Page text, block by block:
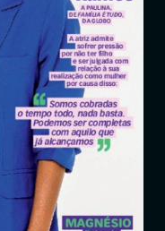
Jornais
Notícias
Entrar